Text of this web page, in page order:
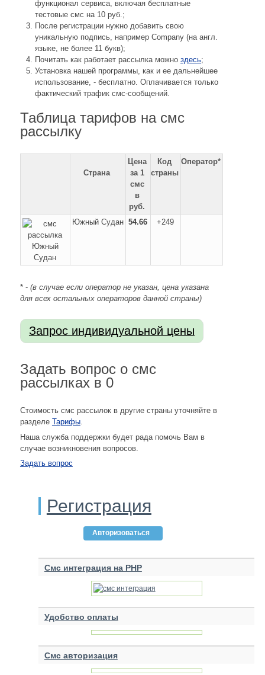
функционал сервиса, включая бесплатные
тестовые смс на 10 руб.;
После регистрации нужно добавить свою
уникальную подпись, например Company (на англ.
языке, не более 11 букв);
Почитать как работает рассылка можноздесь;
Установка нашей программы, как и ее дальнейшее
использование, - бесплатно. Оплачивается только
фактический трафик смс-сообщений.
Таблица тарифов на смс
рассылку
Страна
Цена
за 1
смс
в
руб.
Код
страны
Оператор*
Южный Судан 54.66 +249
* - (в случае если оператор не указан, цена указана
для всех остальных операторов данной страны)
Задать вопрос о смс
рассылках в 0
Стоимость смс рассылок в другие страны уточняйте в
разделе Тарифы.
Наша служба поддержки будет рада помочь Вам в
случае возникновения вопросов.
Задать вопрос
Регистрация
Авторизоваться
Смс интеграция на PHP
Удобство оплаты
Смс авторизация